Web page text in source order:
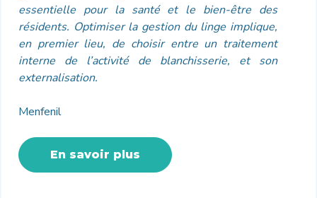
essentielle pour la santé et le bien-être des
résidents. Optimiser la gestion du linge implique,
en premier lieu, de choisir entre un traitement
interne de l’activité de blanchisserie, et son
externalisation.
Menfenil
En savoir plus